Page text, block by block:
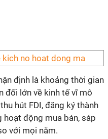
định là khoảng thời gian
đối lớn về kinh tế vĩ mô
hút FDI, đăng ký thành
hoạt động mua bán, sáp
với mọi năm.